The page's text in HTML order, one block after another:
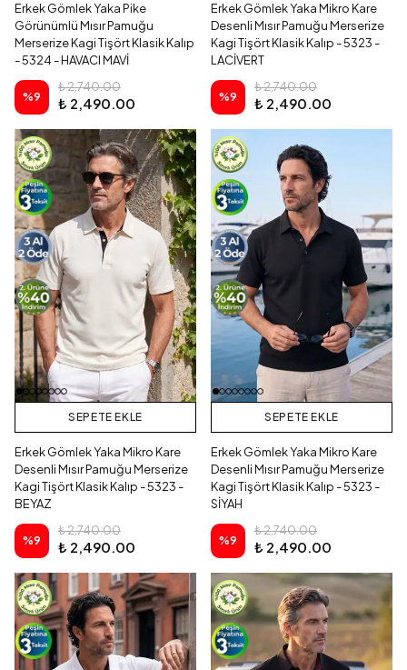
Erkek Gömlek Yaka Pike
Görünümlü Mısır Pamuğu
Merserize Kagi Tişört Klasik Kalıp
- 5324 - HAVACI MAVİ
%9
₺ 2,740.00
₺ 2,490.00
Erkek Gömlek Yaka Mikro Kare
Desenli Mısır Pamuğu Merserize
Kagi Tişört Klasik Kalıp - 5323 -
LACİVERT
%9
₺ 2,740.00
₺ 2,490.00
SEPETE EKLE
Erkek Gömlek Yaka Mikro Kare
Desenli Mısır Pamuğu Merserize
Kagi Tişört Klasik Kalıp - 5323 -
BEYAZ
%9
₺ 2,740.00
₺ 2,490.00
SEPETE EKLE
Erkek Gömlek Yaka Mikro Kare
Desenli Mısır Pamuğu Merserize
Kagi Tişört Klasik Kalıp - 5323 -
SİYAH
%9
₺ 2,740.00
₺ 2,490.00